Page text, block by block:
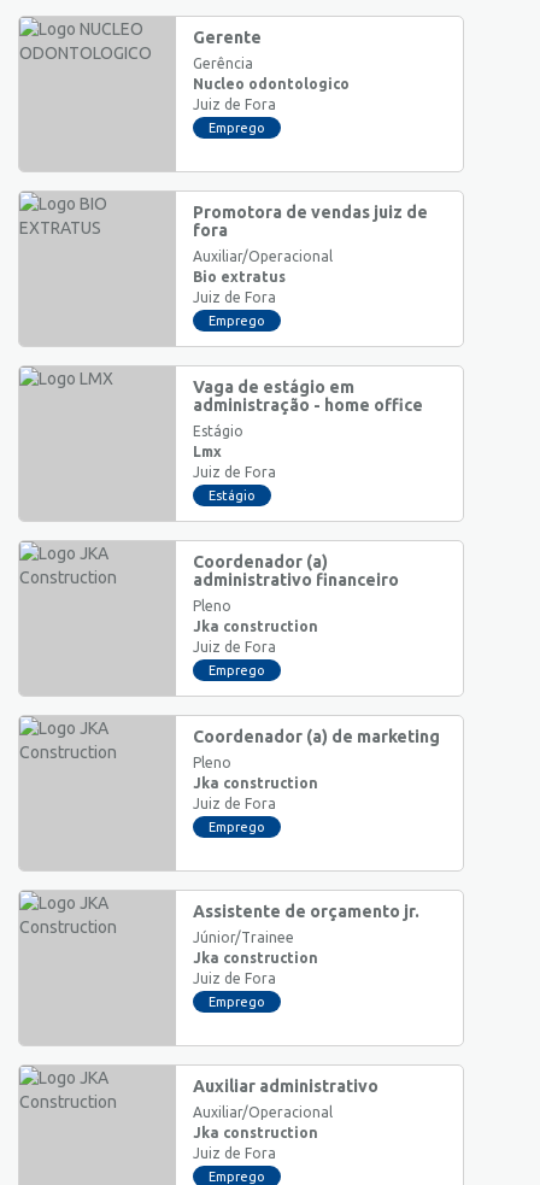
Gerente
Gerência
Nucleo odontologico
Juiz de Fora
Emprego
Promotora de vendas juiz de
fora
Auxiliar/Operacional
Bio extratus
Juiz de Fora
Emprego
Vaga de estágio em
administração - home office
Estágio
Lmx
Juiz de Fora
Estágio
Coordenador (a)
administrativo financeiro
Pleno
Jka construction
Juiz de Fora
Emprego
Coordenador (a) de marketing
Pleno
Jka construction
Juiz de Fora
Emprego
Assistente de orçamento jr.
Júnior/Trainee
Jka construction
Juiz de Fora
Emprego
Auxiliar administrativo
Auxiliar/Operacional
Jka construction
Juiz de Fora
Emprego